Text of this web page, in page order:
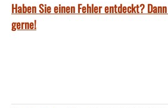
Haben Sie einen Fehler entdeckt?
gerne!